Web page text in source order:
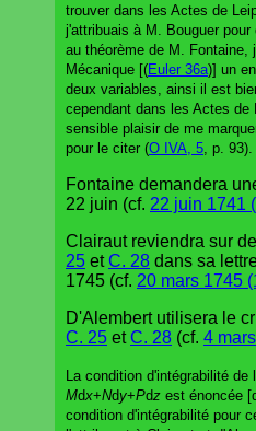
trouver dans les Actes de
j'attribuais à M. Bouguer
au théorème de M. Fontaine,
Mécanique [(Euler 36a)] un
deux variables, ainsi il est
cependant dans les Actes
sensible plaisir de me
pour le citer (O IVA, 5 , p. 93).
Fontaine demandera
22 juin (cf. 22 juin 1741
Clairaut reviendra sur
25 etC. 28 dans sa
1745 (cf. 20 mars 1745
D'Alembert utilisera le
C. 25 etC. 28 (cf. 4
La condition d'intégrabilité
Mdx+Ndy+Pdz est énoncée
condition d'intégrabilité pour